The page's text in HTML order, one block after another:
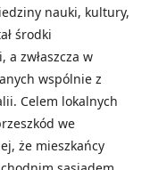
nauki, kultury,
środki
a zwłaszcza w
wspólnie z
Celem lokalnych
we
że mieszkańcy